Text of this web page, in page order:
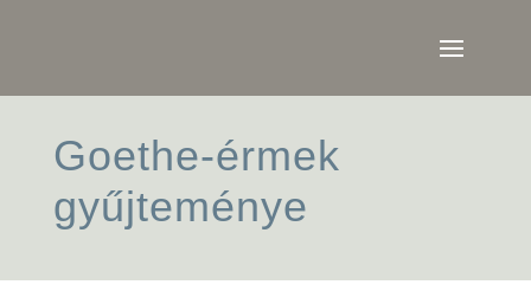
Goethe-érmek
gyűjteménye